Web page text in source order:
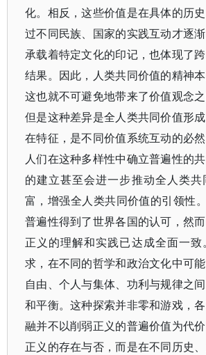
化。相反，这些价值是在具体的历
过不同民族、国家的实践互动才逐
承载着特定文化的印记，也体现了
结果。因此，人类共同价值的精神
这也就不可避免地带来了价值观念之
但是这种差异是全人类共同价值形
在特征，是不同价值系统互动的必
人们在这种多样性中确立普遍性的
的建立甚至会进一步推动全人类
富，增强全人类共同价值的引领性
普遍性得到了世界各国的认可，然
正义的理解和实践已达成全面一致
求，在不同的哲学和政治文化中可
自由、个人与集体、功利与规律之
和平衡。这种探索并非零和游戏，
融并不以削弱正义的普遍价值为代
正义的存在与否，而是在不同历史